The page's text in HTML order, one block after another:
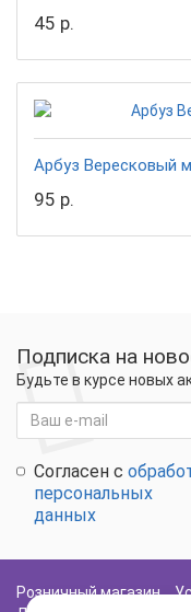
45 р.
Арбуз Вересковый
95 р.
Подписка на
Будьте в курсе новых
Согласен с
персональных
данных
Розничный магазин